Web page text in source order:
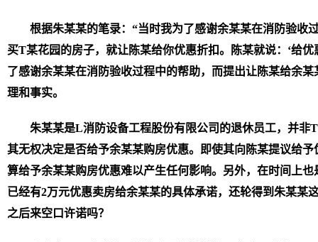
根据朱某某的笔录：“当时我为了感谢余某某在消防验收
买T某花园的房子，就让陈某给你优惠折扣。陈某就说：‘给
了感谢余某某在消防验收过程中的帮助，而提出让陈某给余
理和事实。
朱某某是L消防设备工程股份有限公司的退休员工，并非
其无权决定是否给予余某某购房优惠。即使其向陈某提议给
算给予余某某购房优惠难以产生任何影响。另外，在时间上
已经有2万元优惠卖房给余某某的具体承诺，还轮得到朱某某
之后来空口许诺吗？